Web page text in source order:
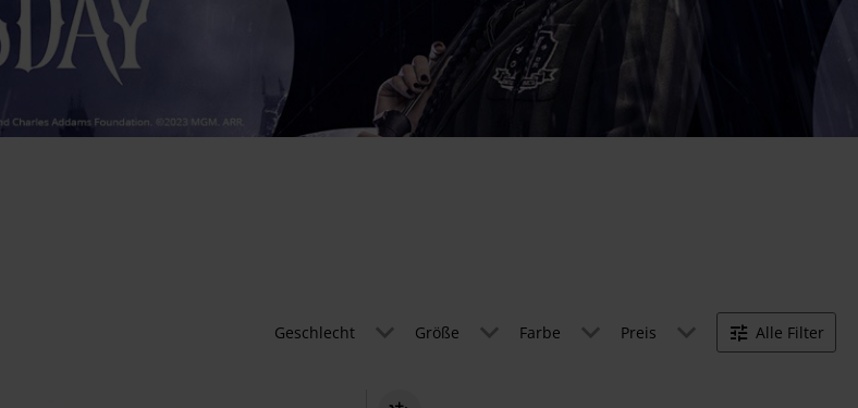
Geschlecht Größe Farbe Preis Alle Filter